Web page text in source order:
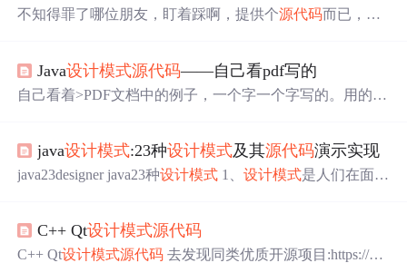
不知得罪了哪位朋友，盯着踩啊，提供个源代码而已，犯
》一书的源代码已经整理好了，现提供各位朋友下载。
源代码的说明： 1：本源代码 是《研磨设计模式》一书的
x...
Java设计模式源代码——自己看pdf写的
自己看着>PDF文档中的例子，一个字一个字写的。用的ID
次数: 105
java设计模式:23种设计模式及其源代码演示实现
java23designer java23种设计模式 1、设计模式是人们在面对
ch Gamma、Richard Helm、Ralph Johnson、John Vlissides总
结写了《设计模式》 3、设计模式的优点和用途 4、学习
C++ Qt设计模式源代码
C++ Qt设计模式源代码 去发现同类优质开源项目:https://git